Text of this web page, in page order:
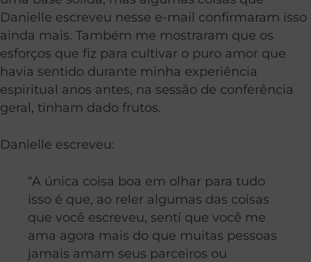
Danielle escreveu nesse e-mail confirmaram isso
ainda mais. Também me mostraram que os
esforços que fiz para cultivar o puro amor que
havia sentido durante minha experiência
espiritual anos antes, na sessão de conferência
geral, tinham dado frutos.
Danielle escreveu:
“A única coisa boa em olhar para tudo
isso é que, ao reler algumas das coisas
que você escreveu, senti que você me
ama agora mais do que muitas pessoas
jamais amam seus parceiros ou